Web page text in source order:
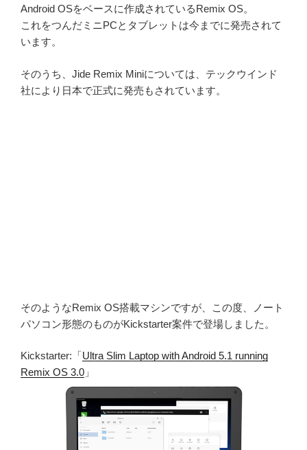
Android OSをベースに作成されているRemix OS。
これをつんだミニPCとタブレットは今までに発売されて
います。
そのうち、Jide Remix Miniについては、テックウインド
社により日本で正式に発売もされています。
そのようなRemix OS搭載マシンですが、この度、ノート
パソコン形態のものがKickstarter案件で登場しました。
Kickstarter:「Ultra Slim Laptop with Android 5.1 running
Remix OS 3.0 」